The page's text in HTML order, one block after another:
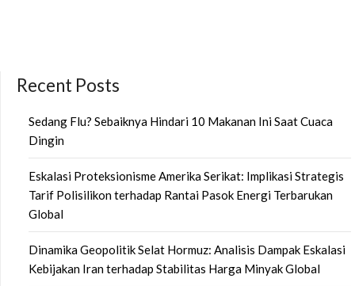
Recent Posts
Sedang Flu? Sebaiknya Hindari 10 Makanan Ini Saat Cuaca
Dingin
Eskalasi Proteksionisme Amerika Serikat: Implikasi Strategis
Tarif Polisilikon terhadap Rantai Pasok Energi Terbarukan
Global
Dinamika Geopolitik Selat Hormuz: Analisis Dampak Eskalasi
Kebijakan Iran terhadap Stabilitas Harga Minyak Global